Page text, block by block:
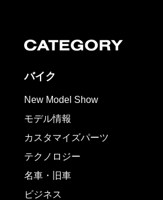
バイク
New Model Show
モデル情報
カスタマイズパーツ
テクノロジー
名車・旧車
ビジネス